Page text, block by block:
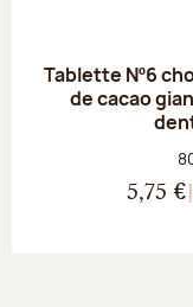
Tablette Nº6
de cacao
5,75 €